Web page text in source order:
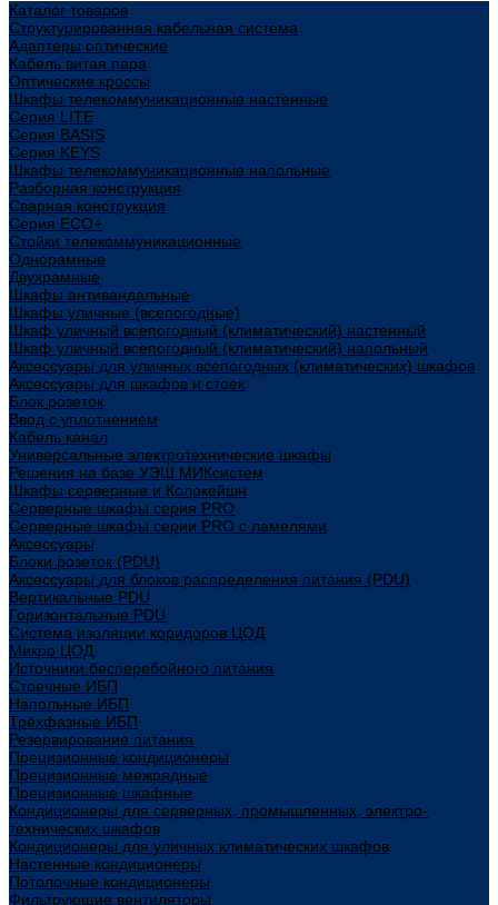
Каталог товаров
Структурированная кабельная система
Адаптеры оптические
Кабель витая пара
Оптические кроссы
Шкафы телекоммуникационные настенные
Cерия LITE
Cерия BASIS
Cерия KEYS
Шкафы телекоммуникационные напольные
Разборная конструкция
Сварная конструкция
Серия ECO+
Стойки телекоммуникационные
Однорамные
Двухрамные
Шкафы антивандальные
Шкафы уличные (всепогодные)
Шкаф уличный всепогодный (климатический) настенный
Шкаф уличный всепогодный (климатический) напольный
Аксессуары для уличных всепогодных (климатических) шкафов
Аксессуары для шкафов и стоек
Блок розеток
Ввод с уплотнением
Кабель канал
Универсальные электротехнические шкафы
Решения на базе УЭШ МИКсистем
Шкафы серверные и Колокейшн
Серверные шкафы серия PRO
Серверные шкафы серии PRO с ламелями
Аксессуары
Блоки розеток (PDU)
Аксессуары для блоков распределения питания (PDU)
Вертикальные PDU
Горизонтальные PDU
Система изоляции коридоров ЦОД
Микро ЦОД
Источники бесперебойного питания
Стоечные ИБП
Напольные ИБП
Трёхфазные ИБП
Резервирование питания
Прецизионные кондиционеры
Прецизионные межрядные
Прецизионные шкафные
Кондиционеры для серверных, промышленных, электро-
технических шкафов
Кондиционеры для уличных климатических шкафов
Настенные кондиционеры
Потолочные кондиционеры
Фильтрующие вентиляторы